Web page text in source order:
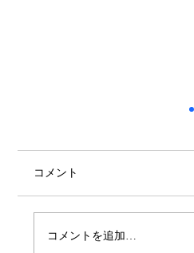
haco くびれショート
コメント
コメントを追加…